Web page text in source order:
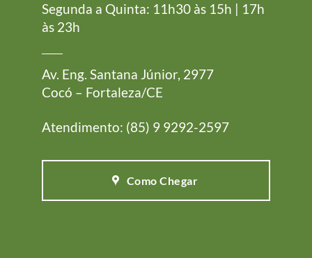
Segunda a Quinta: 11h30 às 15h | 17h
às 23h
Av. Eng. Santana Júnior, 2977
Cocó – Fortaleza/CE
Atendimento: (85) 9 9292-2597
Como Chegar